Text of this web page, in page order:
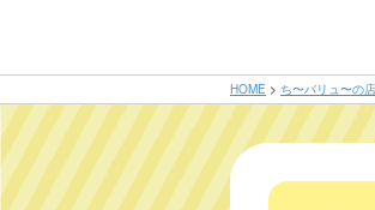
HOME > ち〜バリュ〜の